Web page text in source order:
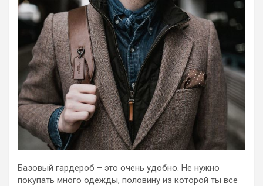
Базовый гардероб – это очень удобно. Не нужно
покупать много одежды, половину из которой ты все